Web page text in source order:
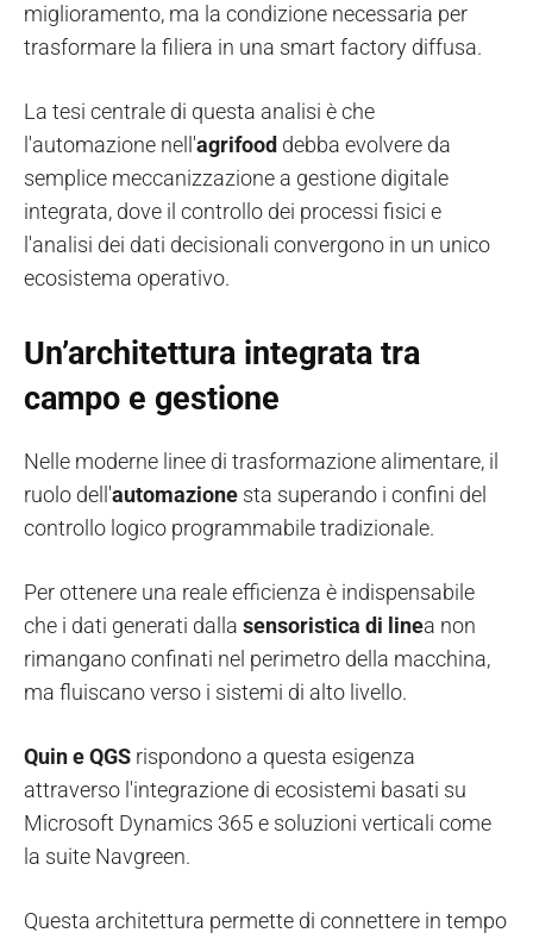
miglioramento, ma la condizione necessaria per
trasformare la filiera in una smart factory diffusa.
La tesi centrale di questa analisi è che
l'automazione nell'agrifood debba evolvere da
semplice meccanizzazione a gestione digitale
integrata, dove il controllo dei processi fisici e
l'analisi dei dati decisionali convergono in un unico
ecosistema operativo.
Un’architettura integrata tra
campo e gestione
Nelle moderne linee di trasformazione alimentare, il
ruolo dell'automazione sta superando i confini del
controllo logico programmabile tradizionale.
Per ottenere una reale efficienza è indispensabile
che i dati generati dalla sensoristica di linea non
rimangano confinati nel perimetro della macchina,
ma fluiscano verso i sistemi di alto livello.
Quin e QGS rispondono a questa esigenza
attraverso l'integrazione di ecosistemi basati su
Microsoft Dynamics 365 e soluzioni verticali come
la suite Navgreen.
Questa architettura permette di connettere in tempo